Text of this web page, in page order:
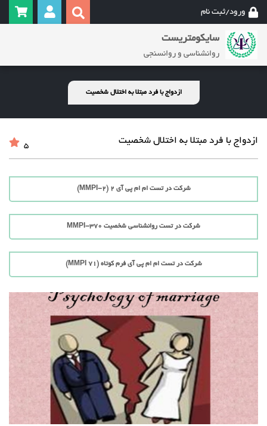
ورود/ثبت نام
سایکومتریست
روانشناسی و روانسنجی
ازدواج با فرد مبتلا به اختلال شخصیت
ازدواج با فرد مبتلا به اختلال شخصیت 5
شرکت در تست ام ام پی آی 2 (MMPI-2)
شرکت در تست روانشناسی شخصیت MMPI-370
شرکت در تست ام ام پی آی فرم کوتاه (71 MMPI)